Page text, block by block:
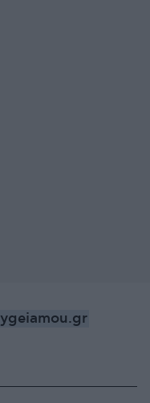
ygeiamou.gr